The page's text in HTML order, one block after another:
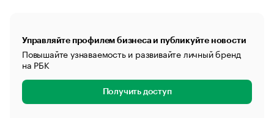
Управляйте профилем бизнеса и публикуйте новости
Повышайте узнаваемость и развивайте личный бренд
на РБК
Получить доступ